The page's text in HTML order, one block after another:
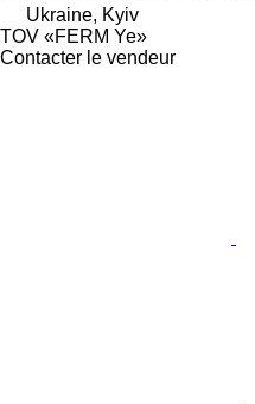
Ukraine, Kyiv
TOV «FERM Ye»
Contacter le vendeur